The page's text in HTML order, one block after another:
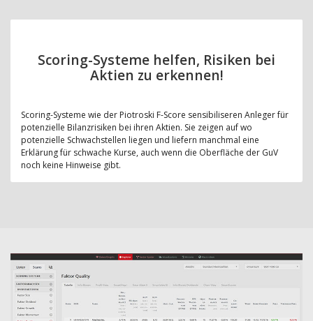
Scoring-Systeme helfen, Risiken bei
Aktien zu erkennen!
Scoring-Systeme wie der Piotroski F-Score sensibiliseren Anleger für
potenzielle Bilanzrisiken bei ihren Aktien. Sie zeigen auf wo
potenzielle Schwachstellen liegen und liefern manchmal eine
Erklärung für schwache Kurse, auch wenn die Oberfläche der GuV
noch keine Hinweise gibt.